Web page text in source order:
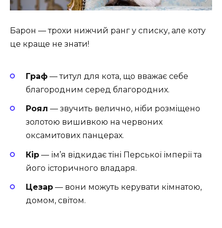
Барон — трохи нижчий ранг у списку, але коту
це краще не знати!
Граф — титул для кота, що вважає себе
благородним серед благородних.
Роял — звучить велично, ніби розміщено
золотою вишивкою на червоних
оксамитових панцерах.
Кір — ім’я відкидає тіні Перської імперії та
його історичного владаря.
Цезар — вони можуть керувати кімнатою,
домом, світом.